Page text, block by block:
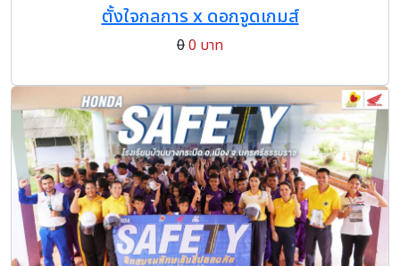
ตั้งใจกลการ x ดอกจูดเกมส์
00 บาท